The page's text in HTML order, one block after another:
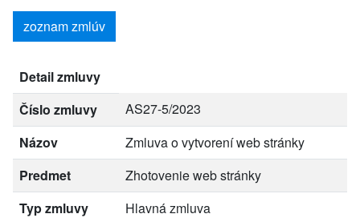
zoznam zmlúv
Detail zmluvy
Číslo zmluvy
AS27-5/2023
Názov
Zmluva o vytvorení web stránky
Predmet
Zhotovenie web stránky
Typ zmluvy
Hlavná zmluva